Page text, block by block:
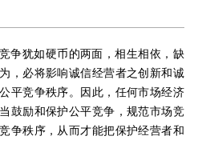
争犹如硬币的两面，相生相依，缺
，必将影响诚信经营者之创新和诚
平竞争秩序。因此，任何市场经济
鼓励和保护公平竞争，规范市场竞
争秩序，从而才能把保护经营者和